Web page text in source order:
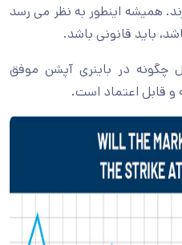
همیشه اینطور به نظر می رسد
باید قانونی باشد.
چگونه در باینری آپشن موفق
و قابل اعتماد است.